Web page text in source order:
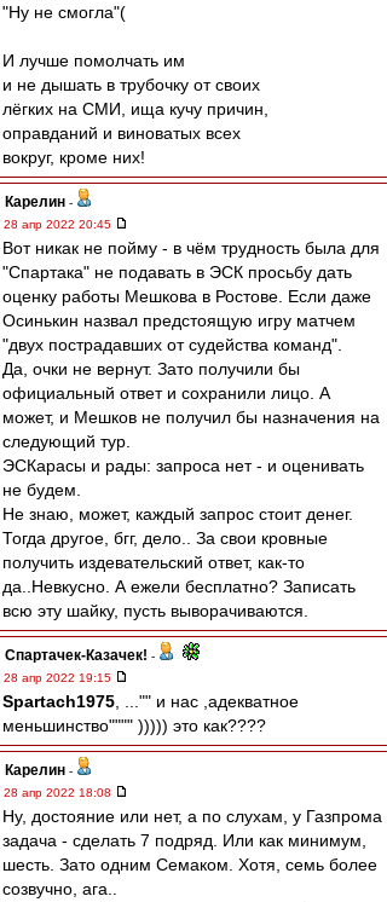
"Ну не смогла"(
И лучше помолчать им
и не дышать в трубочку от своих
лёгких на СМИ, ища кучу причин,
оправданий и виноватых всех
вокруг, кроме них!
Карелин -
28 апр 2022 20:45
Вот никак не пойму - в чём трудность была для
"Спартака" не подавать в ЭСК просьбу дать
оценку работы Мешкова в Ростове. Если даже
Осинькин назвал предстоящую игру матчем
"двух пострадавших от судейства команд".
Да, очки не вернут. Зато получили бы
официальный ответ и сохранили лицо. А
может, и Мешков не получил бы назначения на
следующий тур.
ЭСКарасы и рады: запроса нет - и оценивать
не будем.
Не знаю, может, каждый запрос стоит денег.
Тогда другое, бгг, дело.. За свои кровные
получить издевательский ответ, как-то
да..Невкусно. А ежели бесплатно? Записать
всю эту шайку, пусть выворачиваются.
Спартачек-Казачек! -
28 апр 2022 19:15
Spartach1975 , ..."" и нас ,адекватное
меньшинство"""" ))))) это как????
Карелин -
28 апр 2022 18:08
Ну, достояние или нет, а по слухам, у Газпрома
задача - сделать 7 подряд. Или как минимум,
шесть. Зато одним Семаком. Хотя, семь более
созвучно, ага..